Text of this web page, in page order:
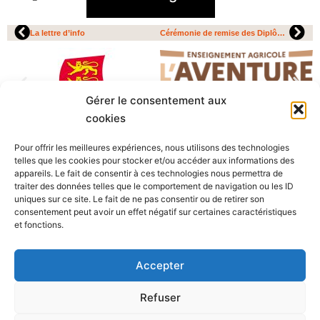
Gérer le consentement aux
cookies
Pour offrir les meilleures expériences, nous utilisons des technologies
telles que les cookies pour stocker et/ou accéder aux informations des
appareils. Le fait de consentir à ces technologies nous permettra de
traiter des données telles que le comportement de navigation ou les ID
uniques sur ce site. Le fait de ne pas consentir ou de retirer son
consentement peut avoir un effet négatif sur certaines caractéristiques
et fonctions.
Accepter
Refuser
La lettre d’info Cérémonie de remise des Diplômes
400 route de Fougères- 50600 Les Loges-Marchis
02.33.91.02.20
Lycée agricole CFA / CFPPA Centre équestre